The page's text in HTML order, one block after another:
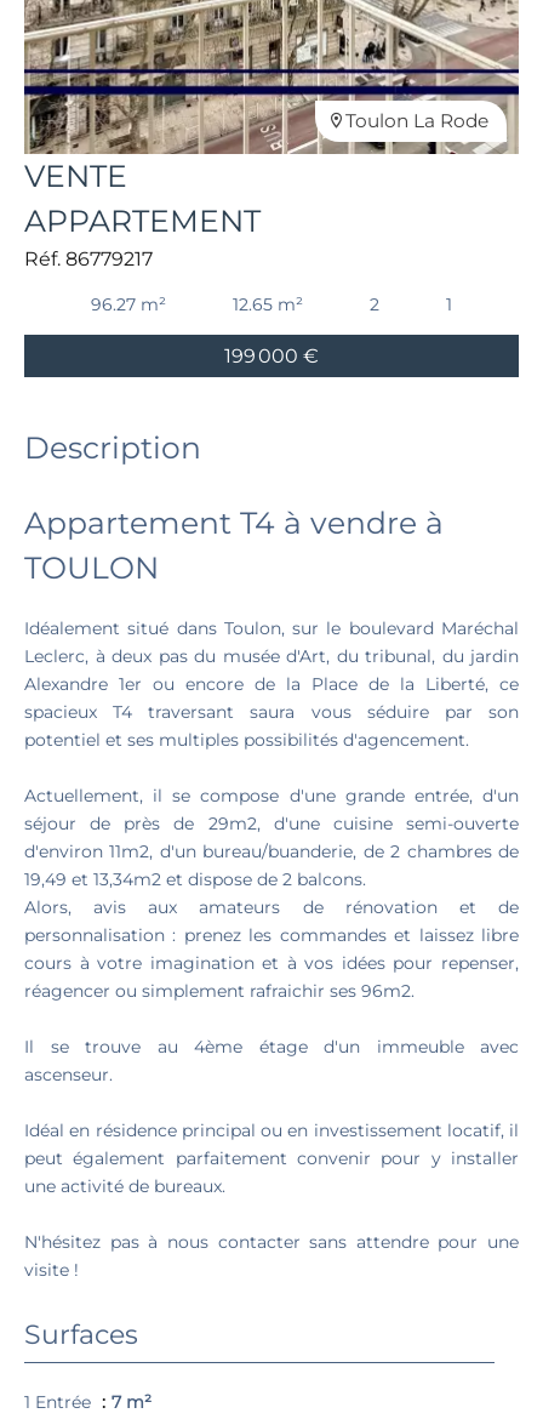
Toulon La Rode
VENTE
APPARTEMENT
Réf. 86779217
96.27 m² 12.65 m² 2 1
199 000 €
Description
Appartement T4 à vendre à
TOULON
Idéalement situé dans Toulon, sur le boulevard Maréchal
Leclerc, à deux pas du musée d'Art, du tribunal, du jardin
Alexandre 1er ou encore de la Place de la Liberté, ce
spacieux T4 traversant saura vous séduire par son
potentiel et ses multiples possibilités d'agencement.
Actuellement, il se compose d'une grande entrée, d'un
séjour de près de 29m2, d'une cuisine semi-ouverte
d'environ 11m2, d'un bureau/buanderie, de 2 chambres de
19,49 et 13,34m2 et dispose de 2 balcons.
Alors, avis aux amateurs de rénovation et de
personnalisation : prenez les commandes et laissez libre
cours à votre imagination et à vos idées pour repenser,
réagencer ou simplement rafraichir ses 96m2.
Il se trouve au 4ème étage d'un immeuble avec
ascenseur.
Idéal en résidence principal ou en investissement locatif, il
peut également parfaitement convenir pour y installer
une activité de bureaux.
N'hésitez pas à nous contacter sans attendre pour une
visite !
Surfaces
1 Entrée
7 m²